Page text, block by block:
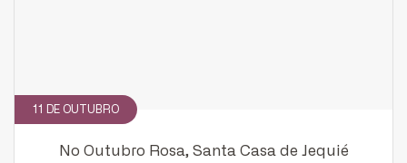
11 DE OUTUBRO
No Outubro Rosa, Santa Casa de Jequié